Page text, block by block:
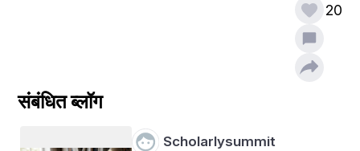
20
संबंधित ब्लॉग
Scholarlysummit